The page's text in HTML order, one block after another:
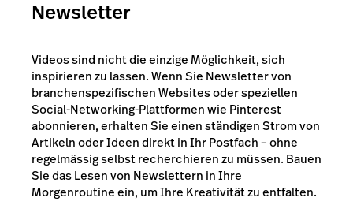
Newsletter
Videos sind nicht die einzige Möglichkeit, sich
inspirieren zu lassen. Wenn Sie Newsletter von
branchenspezifischen Websites oder speziellen
Social-Networking-Plattformen wie Pinterest
abonnieren, erhalten Sie einen ständigen Strom von
Artikeln oder Ideen direkt in Ihr Postfach – ohne
regelmässig selbst recherchieren zu müssen. Bauen
Sie das Lesen von Newslettern in Ihre
Morgenroutine ein, um Ihre Kreativität zu entfalten.